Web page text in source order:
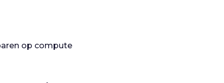
op compute